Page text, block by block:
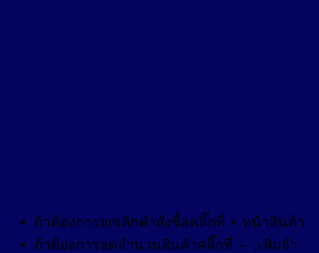
ถ้าต้องการยกเลิกคำสั่งซื้อคลิ๊กที่ × หน้าสินค้า
ถ้าต้องการลดจำนวนสินค้าคลิ๊กที่ – ,เพิ่มจำ